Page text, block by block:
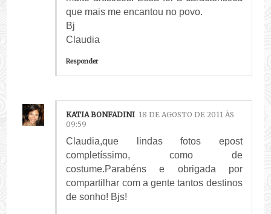
que mais me encantou no povo.
Bj
Claudia
Responder
KATIA BONFADINI 18 DE AGOSTO DE 2011 ÀS
09:59
Claudia,que lindas fotos epost
completíssimo, como de
costume.Parabéns e obrigada por
compartilhar com a gente tantos destinos
de sonho! Bjs!